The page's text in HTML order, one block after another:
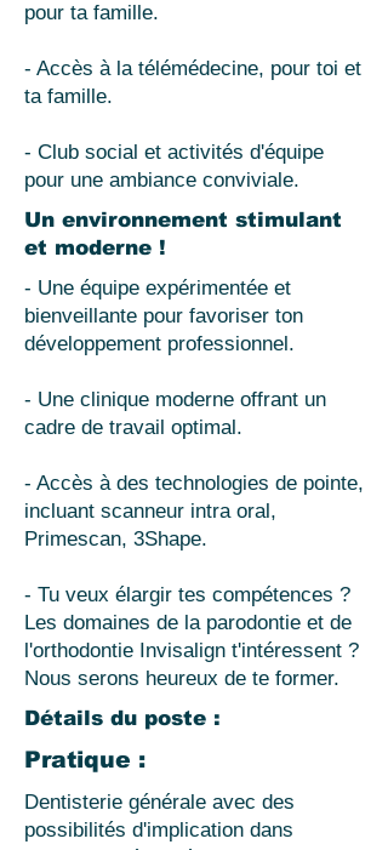
pour ta famille.
- Accès à la télémédecine, pour toi et
ta famille.
- Club social et activités d'équipe
pour une ambiance conviviale.
Un environnement stimulant
et moderne !
- Une équipe expérimentée et
bienveillante pour favoriser ton
développement professionnel.
- Une clinique moderne offrant un
cadre de travail optimal.
- Accès à des technologies de pointe,
incluant scanneur intra oral,
Primescan, 3Shape.
- Tu veux élargir tes compétences ?
Les domaines de la parodontie et de
l'orthodontie Invisalign t'intéressent ?
Nous serons heureux de te former.
Détails du poste :
Pratique :
Dentisterie générale avec des
possibilités d'implication dans